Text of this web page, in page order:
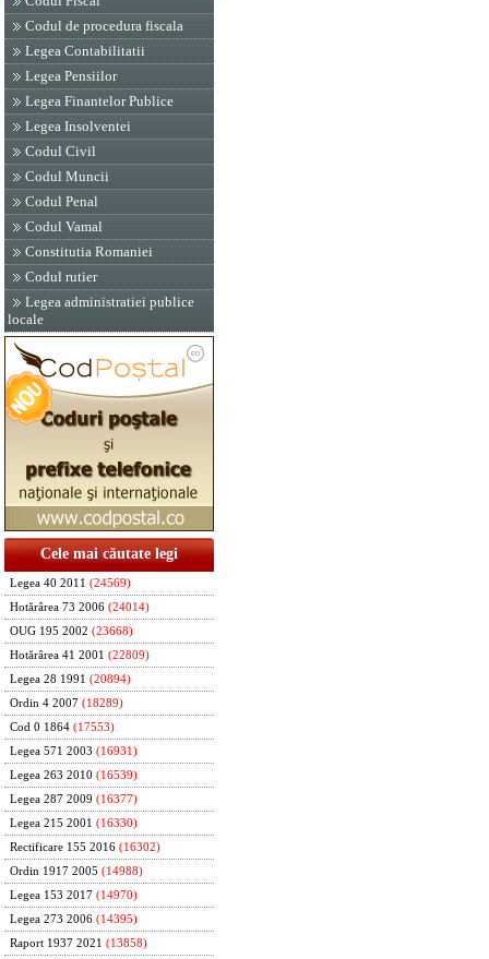
Codul de procedura fiscala
Legea Contabilitatii
Legea Pensiilor
Legea Finantelor Publice
Legea Insolventei
Codul Civil
Codul Muncii
Codul Penal
Codul Vamal
Constitutia Romaniei
Codul rutier
Legea administratiei publice
locale
Cele mai căutate legi
Legea 40 2011 (24569)
Hotărârea 73 2006 (24014)
OUG 195 2002 (23668)
Hotărârea 41 2001 (22809)
Legea 28 1991 (20894)
Ordin 4 2007 (18289)
Cod 0 1864 (17553)
Legea 571 2003 (16931)
Legea 263 2010 (16539)
Legea 287 2009 (16377)
Legea 215 2001 (16330)
Rectificare 155 2016 (16302)
Ordin 1917 2005 (14988)
Legea 153 2017 (14970)
Legea 273 2006 (14395)
Raport 1937 2021 (13858)